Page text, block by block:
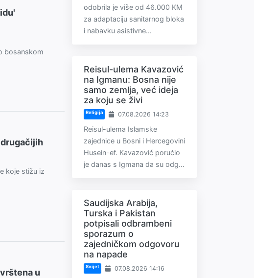
bosanskom
koje stižu iz
u
odobrila je više od 46.000 KM
za adaptaciju sanitarnog bloka
i nabavku asistivne...
Reisul-ulema Kavazović
na Igmanu: Bosna nije
samo zemlja, već ideja
za koju se živi
Religija 07.08.2026 14:23
Reisul-ulema Islamske
zajednice u Bosni i Hercegovini
Husein-ef. Kavazović poručio
je danas s Igmana da su odg...
Saudijska Arabija,
Turska i Pakistan
potpisali odbrambeni
sporazum o
zajedničkom odgovoru
na napade
Svijet 07.08.2026 14:16